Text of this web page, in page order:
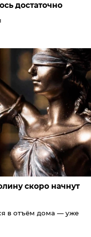
достаточно
скоро начнут
в отъём дома — уже